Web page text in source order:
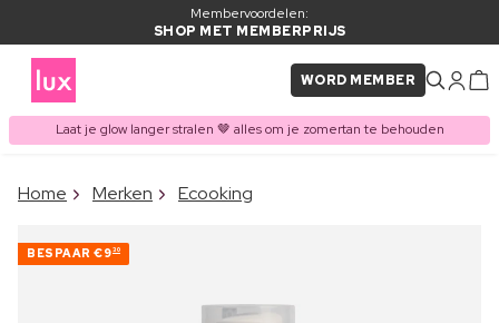
Membervoordelen:
SHOP MET MEMBERPRIJS
WORD MEMBER
Laat je glow langer stralen 🤎 alles om je zomertan te behouden
ITEM TOEGEVOEGD AAN
Vaak samen gekocht met
Home Merken Ecooking
BESPAAR €930